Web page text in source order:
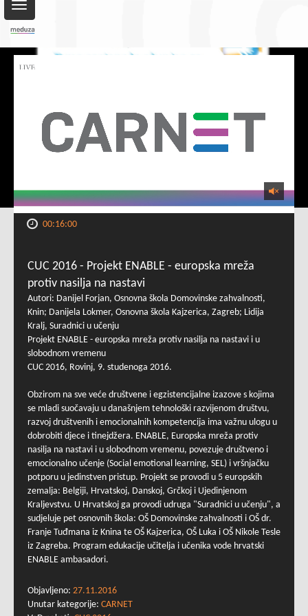
Toggle
navigation
00:16:00
CUC 2016 - Projekt ENABLE - europska mreža
protiv nasilja na nastavi
Autori: Danijel Forjan, Osnovna škola Domovinske zahvalnosti,
Knin; Danijela Lokmer, Osnovna škola Kajzerica, Zagreb; Lidija
Kralj, Suradnici u učenju
Projekt ENABLE - europska mreža protiv nasilja na nastavi i u
slobodnom vremenu
CUC 2016, Rovinj, 9. studenoga 2016.
Obzirom na sve veće društvene i egzistencijalne izazove s kojima
se mladi suočavaju u današnjem tehnološki razvijenom društvu,
razvoj društvenih i emocionalnih kompetencija ima važnu ulogu u
dobrobiti djece i tinejdžera. ENABLE, Europska mreža protiv
nasilja na nastavi i u slobodnom vremenu, povezuje društveno i
emocionalno učenje (Social emotional learning, SEL) i vršnjačku
potporu u jedinstven pristup. Projekt se provodi u 5 europskih
zemalja: Belgiji, Hrvatskoj, Danskoj, Grčkoj i Ujedinjenom
Kraljevstvu. U Hrvatskoj ga provodi udruga "Suradnici u učenju", a
sudjeluje pet osnovnih škola: OŠ Domovinske zahvalnosti i OŠ dr.
Franje Tuđmana iz Knina te OŠ Kajzerica, OŠ Luka i OŠ Nikole Tesle
iz Zagreba. Program edukacije učitelja i učenika vode hrvatski
ENABLE ambasadori.
Objavljeno: 27.11.2016
Unutar kategorije: CARNET